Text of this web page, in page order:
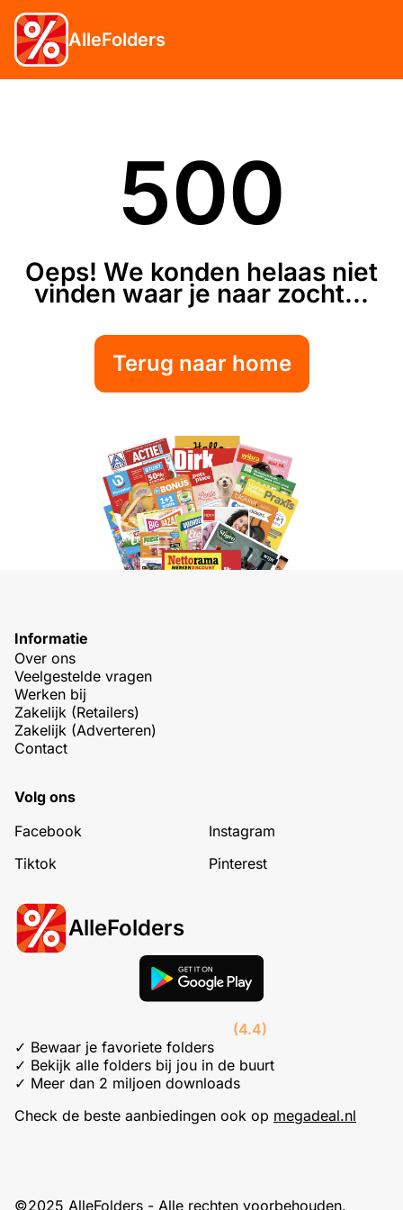
AlleFolders
500
Oeps! We konden helaas niet
vinden waar je naar zocht...
Terug naar home
Informatie
Over ons
Veelgestelde vragen
Werken bij
Zakelijk (Retailers)
Zakelijk (Adverteren)
Contact
Volg ons
Facebook
Instagram
Tiktok
Pinterest
AlleFolders
(4.4)
✓ Bewaar je favoriete folders
✓ Bekijk alle folders bij jou in de buurt
✓ Meer dan 2 miljoen downloads
Check de beste aanbiedingen ook op megadeal.nl
©2025 AlleFolders - Alle rechten voorbehouden.